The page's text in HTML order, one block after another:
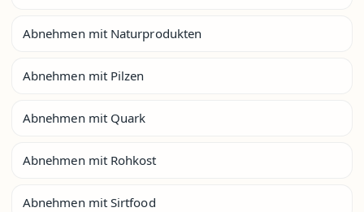
Abnehmen mit Naturprodukten
Abnehmen mit Pilzen
Abnehmen mit Quark
Abnehmen mit Rohkost
Abnehmen mit Sirtfood